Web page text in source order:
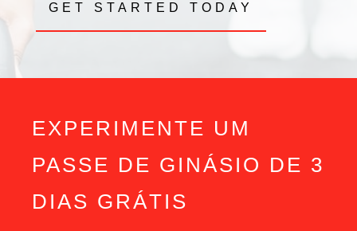
GET STARTED TODAY
EXPERIMENTE UM
PASSE DE GINÁSIO DE 3
DIAS GRÁTIS